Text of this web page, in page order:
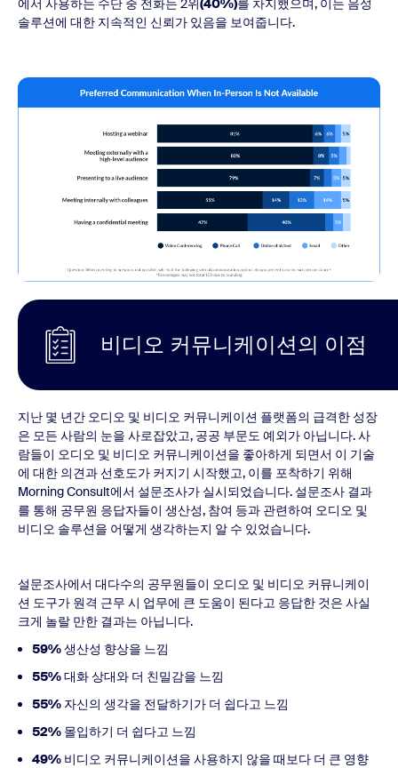
에서 사용하는 수단 중 전화는 2위 (40%)를 차지했으며, 이는 음성
솔루션에 대한 지속적인 신뢰가 있음을 보여줍니다.
비디오 커뮤니케이션의 이점
지난 몇 년간 오디오 및 비디오 커뮤니케이션 플랫폼의 급격한 성장
은 모든 사람의 눈을 사로잡았고, 공공 부문도 예외가 아닙니다. 사
람들이 오디오 및 비디오 커뮤니케이션을 좋아하게 되면서 이 기술
에 대한 의견과 선호도가 커지기 시작했고, 이를 포착하기 위해
Morning Consult에서 설문조사가 실시되었습니다. 설문조사 결과
를 통해 공무원 응답자들이 생산성, 참여 등과 관련하여 오디오 및
비디오 솔루션을 어떻게 생각하는지 알 수 있었습니다.
설문조사에서 대다수의 공무원들이 오디오 및 비디오 커뮤니케이
션 도구가 원격 근무 시 업무에 큰 도움이 된다고 응답한 것은 사실
크게 놀랄 만한 결과는 아닙니다.
59%생산성 향상을 느낌
55%대화 상대와 더 친밀감을 느낌
55% 자신의 생각을 전달하기가 더 쉽다고 느낌
52% 몰입하기 더 쉽다고 느낌
49% 비디오 커뮤니케이션을 사용하지 않을 때보다 더 큰 영향